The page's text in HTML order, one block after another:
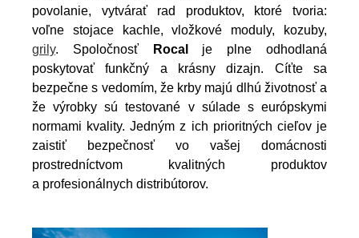
povolanie, vytvárať rad produktov, ktoré tvoria:
voľne stojace kachle, vložkové moduly, kozuby,
grily. Spoločnosť Rocal
je plne odhodlaná
poskytovať funkčný a krásny dizajn. Cíťte sa
bezpečne s vedomím, že krby majú dlhú životnosť a
že výrobky sú testované v súlade s európskymi
normami kvality. Jedným z ich prioritných cieľov je
zaistiť bezpečnosť vo vašej domácnosti
prostredníctvom kvalitných produktov
a profesionálnych distribútorov.